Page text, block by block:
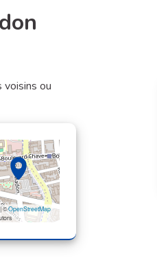
voisins ou
©OpenStreetMap